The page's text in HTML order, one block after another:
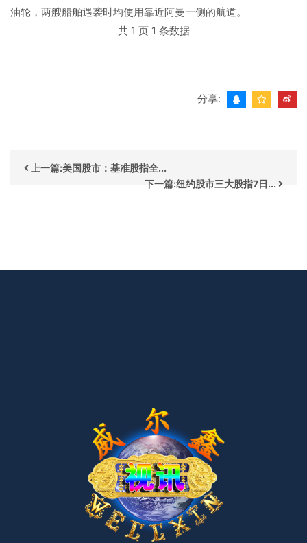
油轮，两艘船舶遇袭时均使用靠近阿曼一侧的航道。
共 1 页 1 条数据
分享:
上一篇:美国股市：基准股指全...
下一篇:纽约股市三大股指7日...